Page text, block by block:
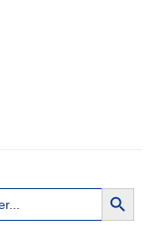
Search Button